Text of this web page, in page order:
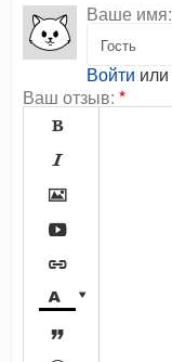
Ваше имя:
Войти или
Ваш отзыв: *







